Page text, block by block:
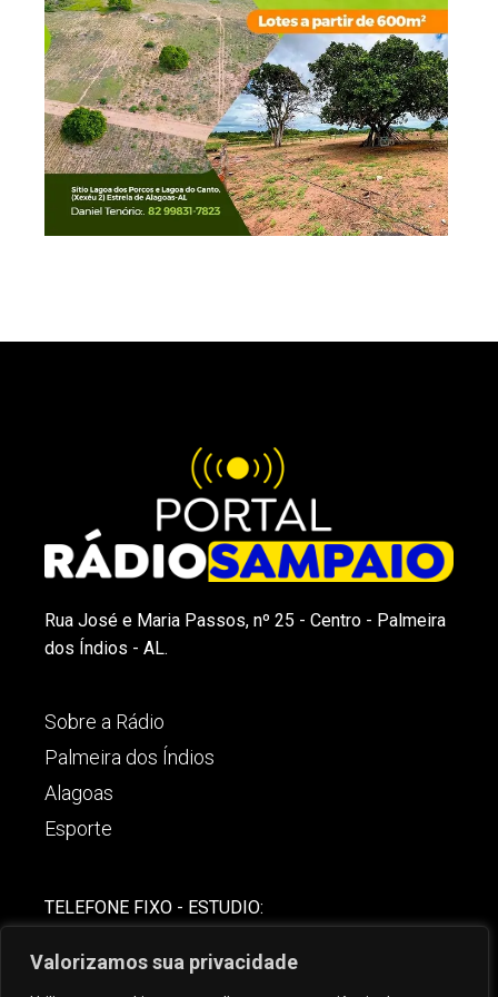
Valorizamos sua privacidade
Rua José e Maria Passos, nº 25 - Centro - Palmeira
dos Índios - AL.
Sobre a Rádio
Palmeira dos Índios
Alagoas
Esporte
TELEFONE FIXO - ESTUDIO: